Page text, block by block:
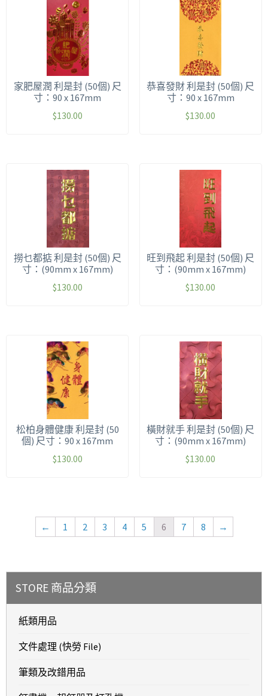
家肥屋潤 利是封 (50個) 尺
寸：90 x 167mm
$130.00
恭喜發財 利是封 (50個) 尺
寸：90 x 167mm
$130.00
撈乜都掂 利是封 (50個) 尺
寸：(90mm x 167mm)
$130.00
旺到飛起 利是封 (50個) 尺
寸：(90mm x 167mm)
$130.00
松柏身體健康 利是封 (50
個) 尺寸：90 x 167mm
$130.00
橫財就手 利是封 (50個) 尺
寸：(90mm x 167mm)
$130.00
← 1 2 3 4 5 6 7 8 →
STORE 商品分類
紙類用品
文件處理 (快勞 File)
筆類及改錯用品